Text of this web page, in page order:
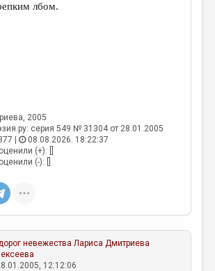
лбом.
, 2005
серия 549 № 31304 от 28.01.2005
|
08.08.2026. 18:22:37
(+): []
(-): []
невежества Лариса Дмитриева
12:12:06